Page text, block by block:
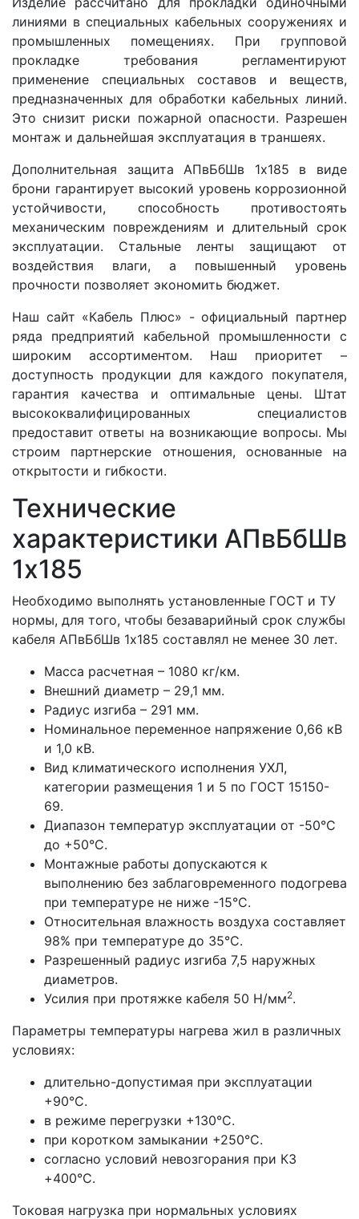
линиями в специальных кабельных сооружениях и
промышленных помещениях. При групповой
прокладке требования регламентируют
применение специальных составов и веществ,
предназначенных для обработки кабельных линий.
Это снизит риски пожарной опасности. Разрешен
монтаж и дальнейшая эксплуатация в траншеях.
Дополнительная защита АПвБбШв 1x185 в виде
брони гарантирует высокий уровень коррозионной
устойчивости, способность противостоять
механическим повреждениям и длительный срок
эксплуатации. Стальные ленты защищают от
воздействия влаги, а повышенный уровень
прочности позволяет экономить бюджет.
Наш сайт «Кабель Плюс» - официальный партнер
ряда предприятий кабельной промышленности с
широким ассортиментом. Наш приоритет –
доступность продукции для каждого покупателя,
гарантия качества и оптимальные цены. Штат
высококвалифицированных специалистов
предоставит ответы на возникающие вопросы. Мы
строим партнерские отношения, основанные на
открытости и гибкости.
Технические
характеристики АПвБбШв
1x185
Необходимо выполнять установленные ГОСТ и ТУ
нормы, для того, чтобы безаварийный срок службы
кабеля АПвБбШв 1x185 составлял не менее 30 лет.
Масса расчетная – 1080 кг/км.
Внешний диаметр – 29,1 мм.
Радиус изгиба – 291 мм.
Номинальное переменное напряжение 0,66 кВ
и 1,0 кВ.
Вид климатического исполнения УХЛ,
категории размещения 1 и 5 по ГОСТ 15150-
69.
Диапазон температур эксплуатации от -50°С
до +50°С.
Монтажные работы допускаются к
выполнению без заблаговременного подогрева
при температуре не ниже -15°С.
Относительная влажность воздуха составляет
98% при температуре до 35°С.
Разрешенный радиус изгиба 7,5 наружных
диаметров.
Усилия при протяжке кабеля 50 Н/мм2.
Параметры температуры нагрева жил в различных
условиях:
длительно-допустимая при эксплуатации
+90°С.
в режиме перегрузки +130°С.
при коротком замыкании +250°С.
согласно условий невозгорания при КЗ
+400°С.
Токовая нагрузка при нормальных условиях